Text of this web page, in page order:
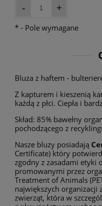
- +
* - Pole wymagane
Bluza z haftem -
Z kapturem i kieszenią
każdą z płci. Ciepła i
Skład: 85% bawełny
pochodzącego z
Nasze bluzy posiadają
Certificate) który
zgodny z zasadami etyki
promowanymi przez
Treatment of Animals
największych organizacji
zwierząt, która w